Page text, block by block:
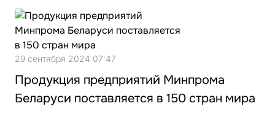
29 сентября 2024 07:47
Продукция предприятий Минпрома
Беларуси поставляется в 150 стран мира